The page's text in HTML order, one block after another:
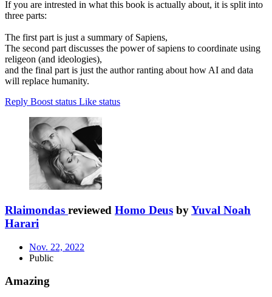
If you are intrested in what this book is actually about, it is split into
three parts:
The first part is just a summary of Sapiens,
The second part discusses the power of sapiens to coordinate using
religeon (and ideologies),
and the final part is just the author ranting about how AI and data
will replace humanity.
Reply Boost status Like status
Rlaimondas reviewed Homo Deus byYuval Noah
Harari
Nov. 22, 2022
Public
Amazing